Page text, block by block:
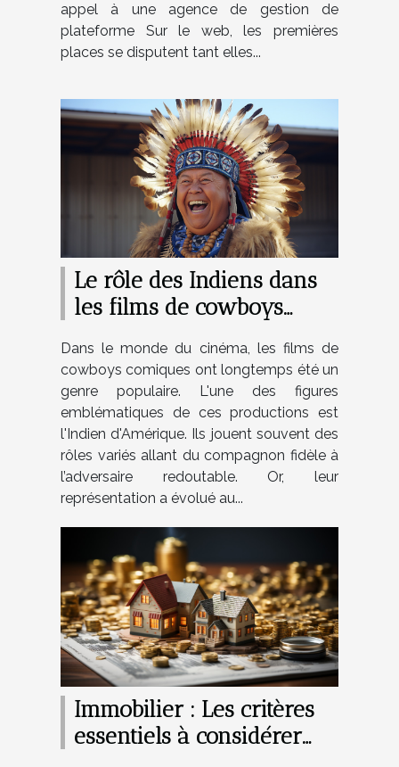
appel à une agence de gestion de
plateforme Sur le web, les premières
places se disputent tant elles...
Le rôle des Indiens dans
les films de cowboys
Dans le monde du cinéma, les films de
cowboys comiques ont longtemps été un
genre populaire. L'une des figures
emblématiques de ces productions est
l'Indien d'Amérique. Ils jouent souvent des
rôles variés allant du compagnon fidèle à
l’adversaire redoutable. Or, leur
représentation a évolué au...
Immobilier : Les critères
essentiels à considérer